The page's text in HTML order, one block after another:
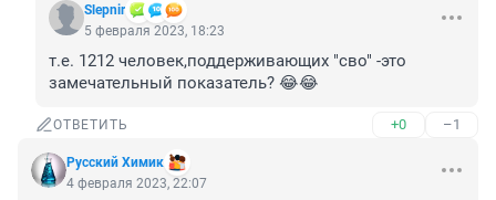
Slepnir
5 февраля 2023, 18:23
т.е. 1212 человек,поддерживающих "сво" -это
замечательный показатель? 😂😂
ОТВЕТИТЬ +0 –1
Русский Химик
4 февраля 2023, 22:07